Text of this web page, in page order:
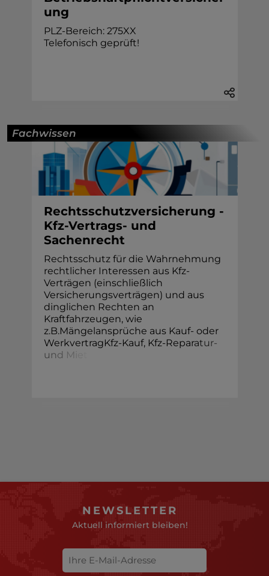
ung
PLZ-Bereich: 275XX
Telefonisch geprüft!
Fachwissen
Rechtsschutzversicherung -
Kfz-Vertrags- und
Sachenrecht
Rechtsschutz für die Wahrnehmung
rechtlicher Interessen aus Kfz-
Verträgen (einschließlich
Versicherungsverträgen) und aus
dinglichen Rechten an
Kraftfahrzeugen, wie
z.B.Mängelansprüche aus Kauf- oder
WerkvertragKfz-Kauf, Kfz-Reparatur-
und M
NEWSLETTER
Aktuell informiert bleiben!